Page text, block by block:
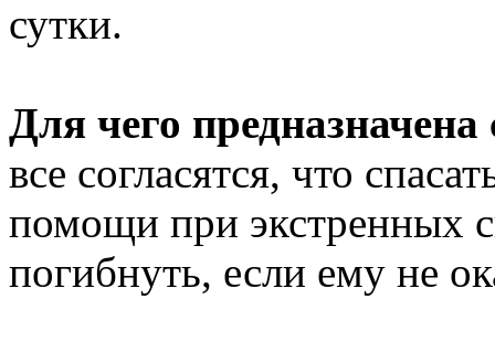
сутки.
Для чего
все согласятся, что
помощи при экстренных
погибнуть, если ему не